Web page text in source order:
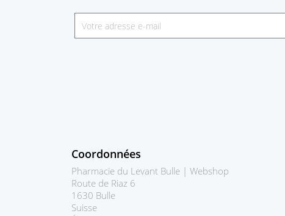
Coordonnées
Pharmacie du Levant Bulle | Webshop
Route de Riaz 6
1630 Bulle
Suisse